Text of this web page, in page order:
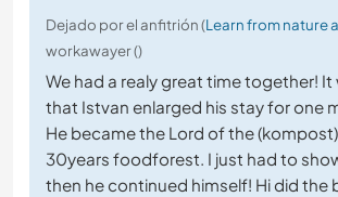
Dejado por el anfitrión (Learn from nature
workawayer ()
We had a realy great time together! It
that Istvan enlarged his stay for one
He became the Lord of the
30years foodforest. I just had to
then he continued himself! Hi did the